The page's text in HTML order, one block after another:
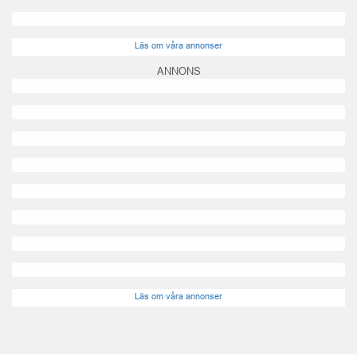
Läs om våra annonser
ANNONS
Läs om våra annonser